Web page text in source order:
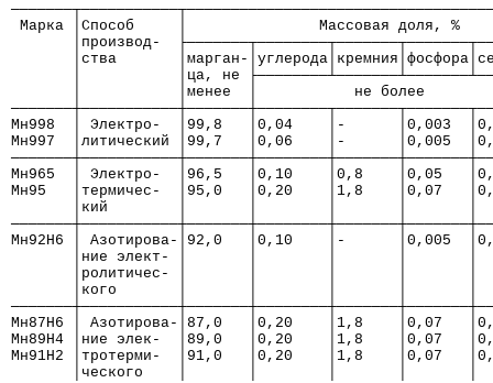
Марка │Способ     │               Массовая доля, %
│производ-
│ства       │марган-
│           │ца, не
│           │менее  │           не более
Мн998  │ Электро-  │99,8   │0,04    │-      │0,003
Мн997  │литический │99,7   │0,06    │-      │0,005
Мн965  │ Электро-  │96,5   │0,10    │0,8    │0,05
Мн95   │термичес-  │95,0   │0,20    │1,8    │0,07
│кий        │       │        │       │       │
Мн92Н6 │ Азотирова-│92,0   │0,10    │-      │0,005
│ние элект- │       │        │       │       │
│ролитичес- │       │        │       │       │
│кого       │       │        │       │       │
Мн87Н6 │ Азотирова-│87,0   │0,20    │1,8    │0,07
Мн89Н4 │ние элек-  │89,0   │0,20    │1,8    │0,07
Мн91Н2 │тротерми-  │91,0   │0,20    │1,8    │0,07
│ческого    │       │        │       │       │